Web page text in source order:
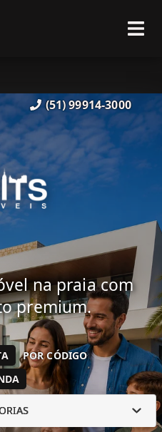
(51) 99914-3000
na praia com
premium.
POR CÓDIGO